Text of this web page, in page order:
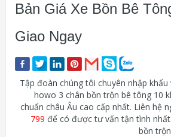
Bản Giá Xe Bồn Bê
Giao Ngay
Tập đoàn chúng tôi chuyên nhập
howo 3 chân bồn trộn bê tông 10
chuẩn châu Âu cao cấp nhất. Liên hệ
799 để có được tư vấn tận tình
bồn